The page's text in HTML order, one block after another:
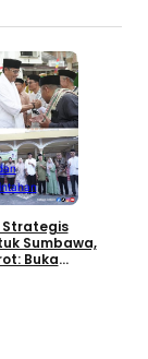
Strategis
Sumbawa,
Buka